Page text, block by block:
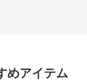
めアイテム